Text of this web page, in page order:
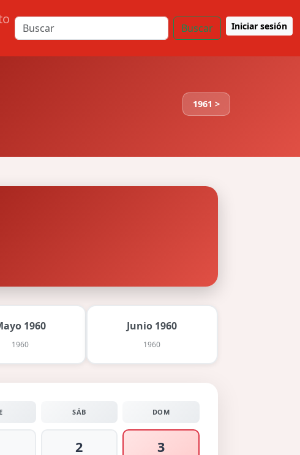
Buscar Iniciar sesión
1961 >
1960
1960
Junio 1960
1960
SÁB DOM
2 3